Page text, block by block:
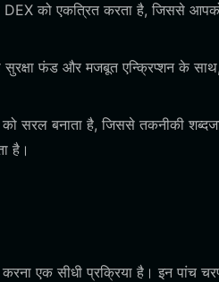
को एकत्रित करता है, जिससे
सुरक्षा फंड और मजबूत एन्क्रिप्शन के
सरल बनाता है, जिससे तकनीकी
है।
एक सीधी प्रक्रिया है। इन पांच